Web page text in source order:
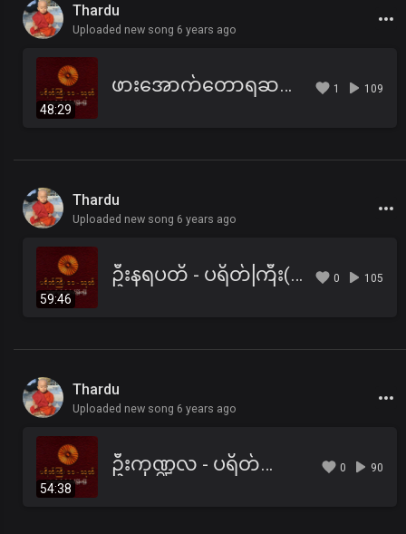
Thardu
Uploaded new song 6 years ago
48:29
ဖားအောက်တောရဆရာတော်ကြီး ဘဒ္ဒန္တအာစိဏ္ဏ - ပရိတ်ကြီး(၁၁)သုတ် 1 109
Thardu
Uploaded new song 6 years ago
59:46
ဦးနရပတိ - ပရိတ်ကြီး(၁၁)သုတ် 0 105
Thardu
Uploaded new song 6 years ago
54:38
ဦးကုဏ္ဍလ - ပရိတ်ကြီး(၁၁)သုတ်၊ ပါဠိအနက် 0 90